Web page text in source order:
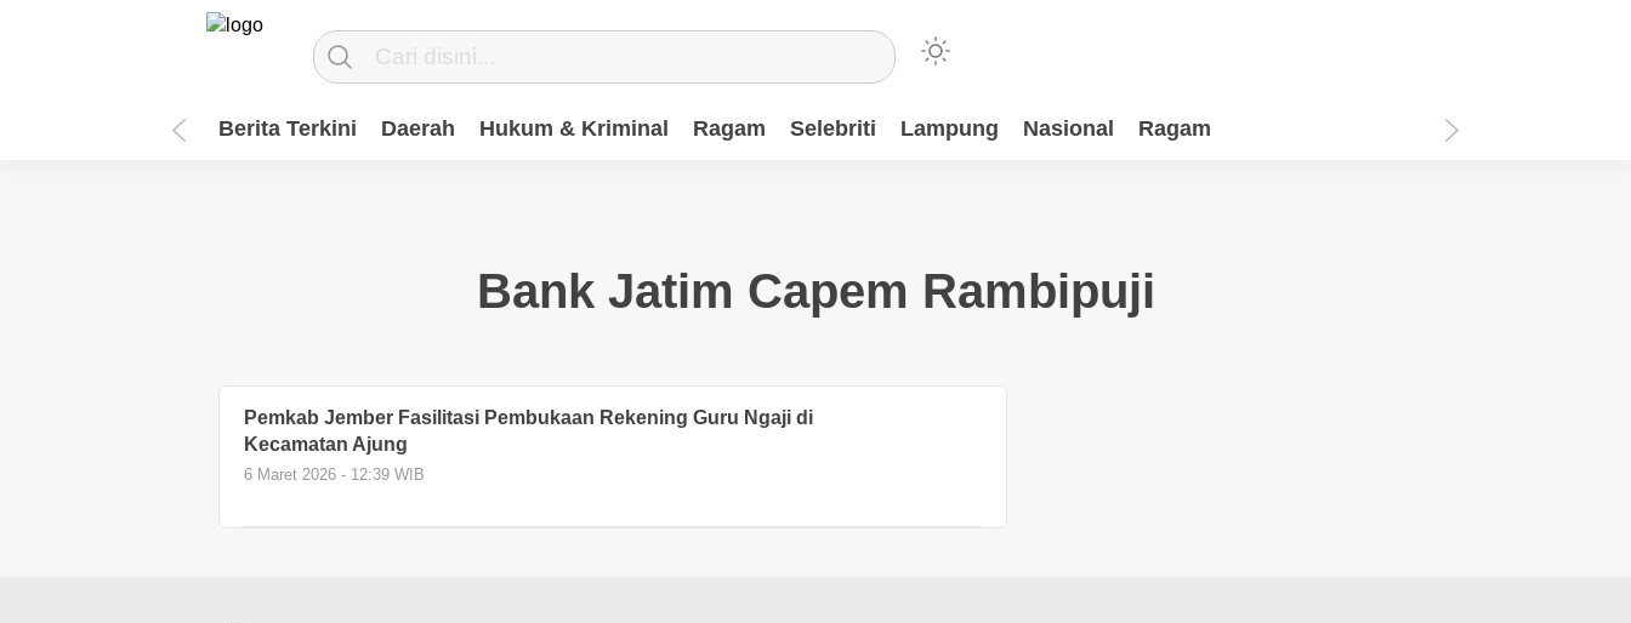
Berita Terkini Daerah Hukum & Kriminal Ragam Selebriti Lampung Nasional Ragam
Bank Jatim Capem Rambipuji
Pemkab Jember Fasilitasi Pembukaan Rekening Guru Ngaji di
Kecamatan Ajung
6 Maret 2026 - 12:39 WIB